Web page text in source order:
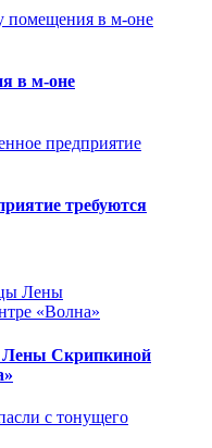
в м-оне
требуются
Скрипкиной